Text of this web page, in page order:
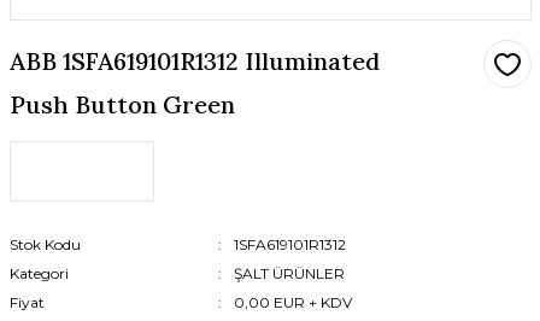
ABB 1SFA619101R1312 Illuminated
Push Button Green
Stok Kodu
1SFA619101R1312
Kategori
ŞALT ÜRÜNLER
Fiyat
0,00 EUR + KDV